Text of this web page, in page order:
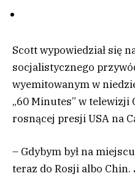
Scott wypowiedział się
socjalistycznego
wyemitowanym w
„60 Minutes” w telewizji
rosnącej presji USA na
– Gdybym był na
teraz do Rosji albo Chin.